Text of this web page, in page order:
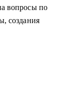
директор
вопросы по
создания